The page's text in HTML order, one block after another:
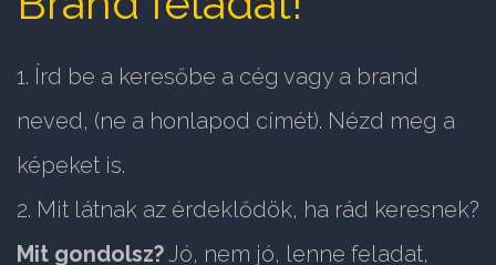
1. Írd be a keresőbe a cég vagy a brand
neved, (ne a honlapod címét). Nézd meg a
képeket is.
2. Mit látnak az érdeklődök, ha rád keresnek?
Mit gondolsz?Jó, nem jó, lenne feladat,